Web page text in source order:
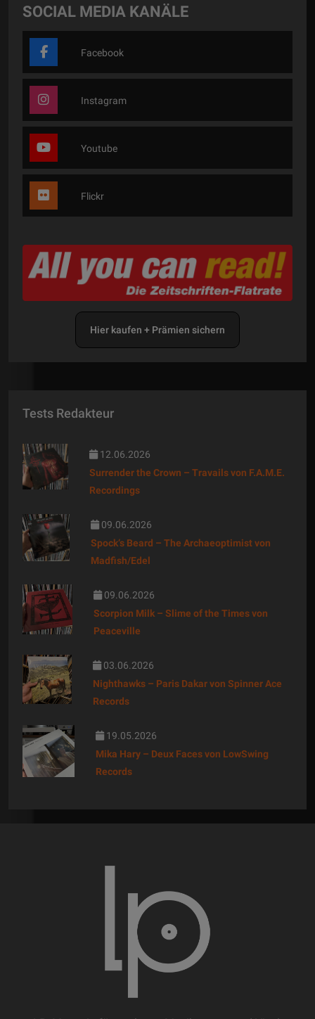
SOCIAL MEDIA KANÄLE
Facebook
Instagram
Youtube
Flickr
Hier kaufen + Prämien sichern
Tests Redakteur
12.06.2026
Surrender the Crown – Travails von F.A.M.E.
Recordings
09.06.2026
Spock‘s Beard – The Archaeoptimist von
Madfish/Edel
09.06.2026
Scorpion Milk – Slime of the Times von
Peaceville
03.06.2026
Nighthawks – Paris Dakar von Spinner Ace
Records
19.05.2026
Mika Hary – Deux Faces von LowSwing
Records